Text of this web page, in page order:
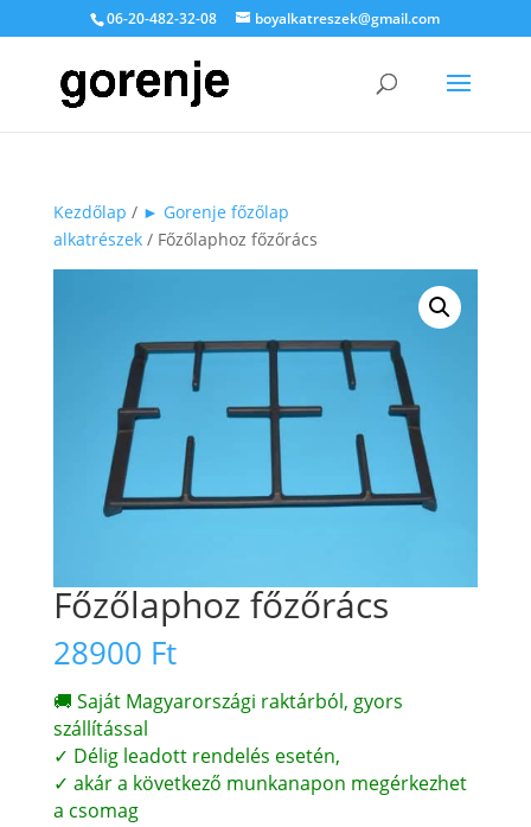
06-20-482-32-08 boyalkatreszek@gmail.com
Kezdőlap / ► Gorenje főzőlap
alkatrészek/ Főzőlaphoz főzőrács
Főzőlaphoz főzőrács
28900 Ft
🚚 Saját Magyarországi raktárból, gyors
szállítással
✓ Délig leadott rendelés esetén,
✓ akár a következő munkanapon megérkezhet
a csomag